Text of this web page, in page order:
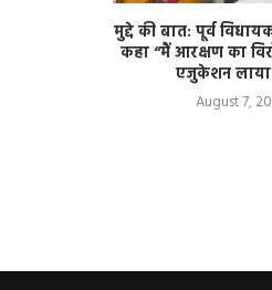
मुद्दे की बात: पूर्व
कहा “मैं आरक्षण का
एजुकेशन लाया
August 7,